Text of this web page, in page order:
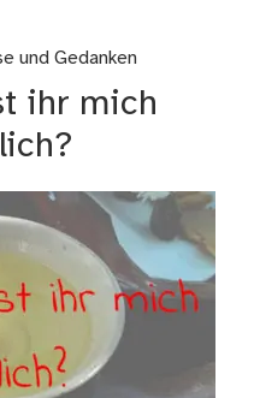
und Gedanken
ihr mich